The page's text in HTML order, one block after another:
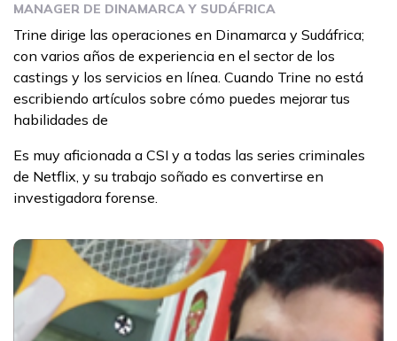
MANAGER DE DINAMARCA Y SUDÁFRICA
Trine dirige las operaciones en Dinamarca y Sudáfrica;
con varios años de experiencia en el sector de los
castings y los servicios en línea. Cuando Trine no está
escribiendo artículos sobre cómo puedes mejorar tus
habilidades de
Es muy aficionada a CSI y a todas las series criminales
de Netflix, y su trabajo soñado es convertirse en
investigadora forense.